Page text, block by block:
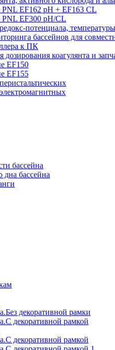
EF162 pH + EF163 CL
PNL EF300 pH/CL
потенциала,
бассейнов для
к ПК
дозирования коагулянта и
EF150
EF155
бассейна
дна бассейна
декоративной рамки
декоративной рамкой
декоративной рамкой